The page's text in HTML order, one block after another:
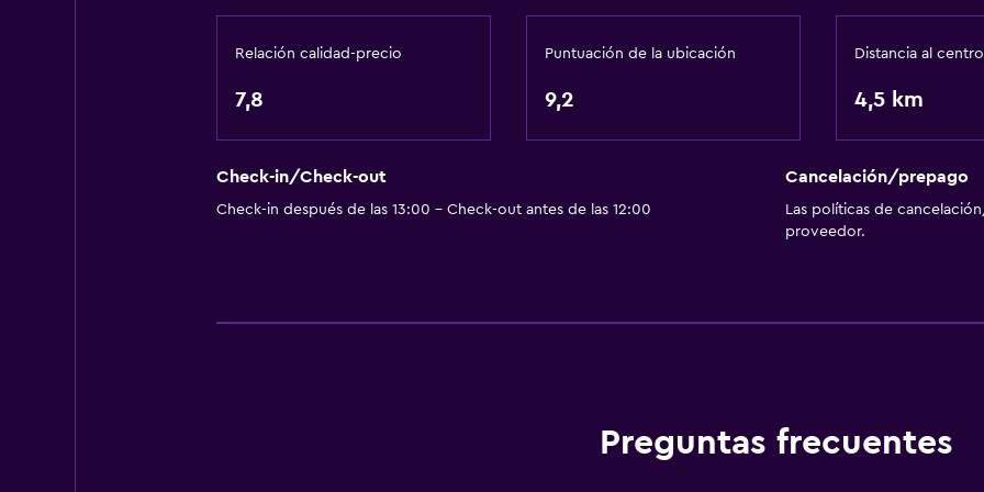
Sauna
Piscina pequeña
Piscina con vista
Comedor
Cocineta
Baño
Papel higiénico
Relación calidad-precio
7,8
Puntuación de la ubicación
9,2
Distancia al centro
4,5 km
Check-in/Check-out
Check-in después de las 13:00 - Check-out antes de las 12:00
Cancelación/prepago
Las políticas de
proveedor.
Preguntas frecuentes